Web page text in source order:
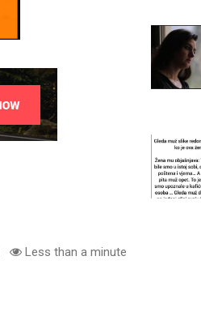
Less than a minute